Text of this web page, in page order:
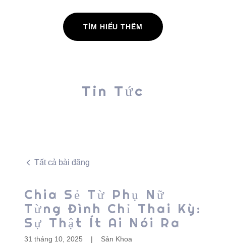
TÌM HIỂU THÊM
Tin Tức
Tất cả bài đăng
Chia Sẻ Từ Phụ Nữ
Từng Đình Chỉ Thai Kỳ:
Sự Thật Ít Ai Nói Ra
31 tháng 10, 2025 | Sản Khoa